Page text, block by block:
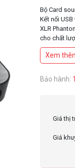
Bộ Card
Kết nối
XLR
cho chất
Phát trực
di động
Xem
Bảo hành:
Giá thị
Giá